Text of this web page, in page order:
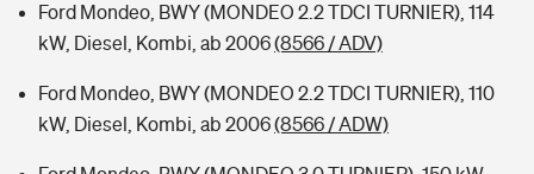
Ford Mondeo, BWY (MONDEO 2.2 TDCI TURNIER), 114
kW, Diesel, Kombi, ab 2006(8566 / ADV)
Ford Mondeo, BWY (MONDEO 2.2 TDCI TURNIER), 110
kW, Diesel, Kombi, ab 2006(8566 / ADW)